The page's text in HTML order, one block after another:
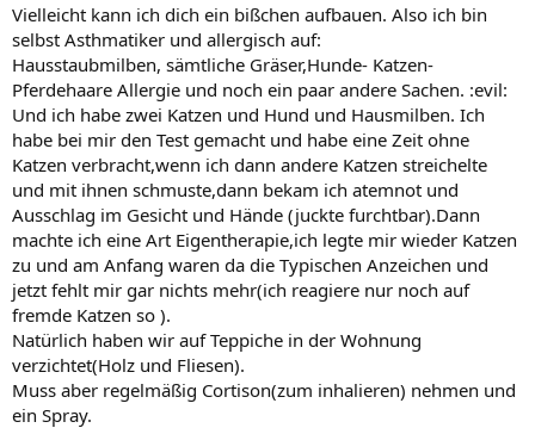
Vielleicht kann ich dich ein bißchen aufbauen. Also ich bin
selbst Asthmatiker und allergisch auf:
Hausstaubmilben, sämtliche Gräser,Hunde- Katzen-
Pferdehaare Allergie und noch ein paar andere Sachen. :evil:
Und ich habe zwei Katzen und Hund und Hausmilben. Ich
habe bei mir den Test gemacht und habe eine Zeit ohne
Katzen verbracht,wenn ich dann andere Katzen streichelte
und mit ihnen schmuste,dann bekam ich atemnot und
Ausschlag im Gesicht und Hände (juckte furchtbar).Dann
machte ich eine Art Eigentherapie,ich legte mir wieder Katzen
zu und am Anfang waren da die Typischen Anzeichen und
jetzt fehlt mir gar nichts mehr(ich reagiere nur noch auf
fremde Katzen so ).
Natürlich haben wir auf Teppiche in der Wohnung
verzichtet(Holz und Fliesen).
Muss aber regelmäßig Cortison(zum inhalieren) nehmen und
ein Spray.